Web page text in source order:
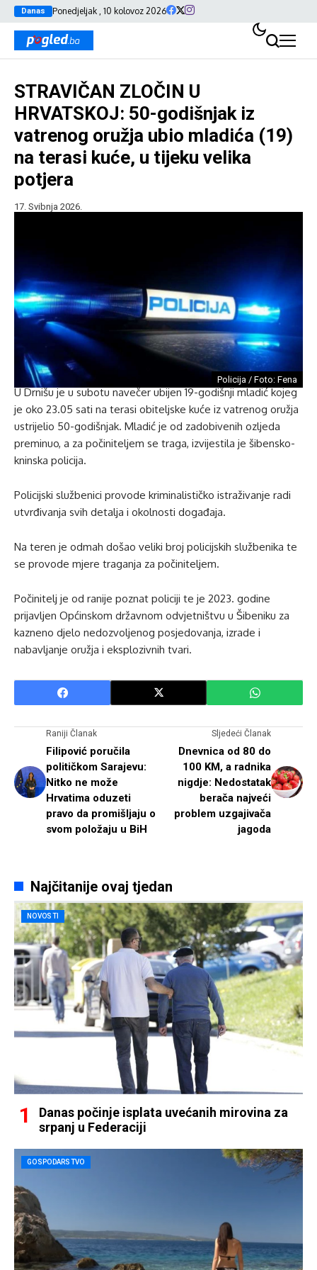
Danas Ponedjeljak , 10 kolovoz 2026
STRAVIČAN ZLOČIN U
HRVATSKOJ: 50-godišnjak iz
vatrenog oružja ubio mladića (19)
na terasi kuće, u tijeku velika
potjera
17. Svibnja 2026.
Policija / Foto: Fena
U Drnišu je u subotu navečer ubijen 19-godišnji mladić kojeg
je oko 23.05 sati na terasi obiteljske kuće iz vatrenog oružja
ustrijelio 50-godišnjak. Mladić je od zadobivenih ozljeda
preminuo, a za počiniteljem se traga, izvijestila je šibensko-
kninska policija.
Policijski službenici provode kriminalističko istraživanje radi
utvrđivanja svih detalja i okolnosti događaja.
Na teren je odmah došao veliki broj policijskih službenika te
se provode mjere traganja za počiniteljem.
Počinitelj je od ranije poznat policiji te je 2023. godine
prijavljen Općinskom državnom odvjetništvu u Šibeniku za
kazneno djelo nedozvoljenog posjedovanja, izrade i
nabavljanje oružja i eksplozivnih tvari.
Raniji Članak
Filipović poručila
političkom Sarajevu:
Nitko ne može
Hrvatima oduzeti
pravo da promišljaju o
svom položaju u BiH
Sljedeći Članak
Dnevnica od 80 do
100 KM, a radnika
nigdje: Nedostatak
berača najveći
problem uzgajivača
jagoda
Najčitanije ovaj tjedan
NOVOSTI
Danas počinje isplata uvećanih mirovina za
srpanj u Federaciji
GOSPODARSTVO